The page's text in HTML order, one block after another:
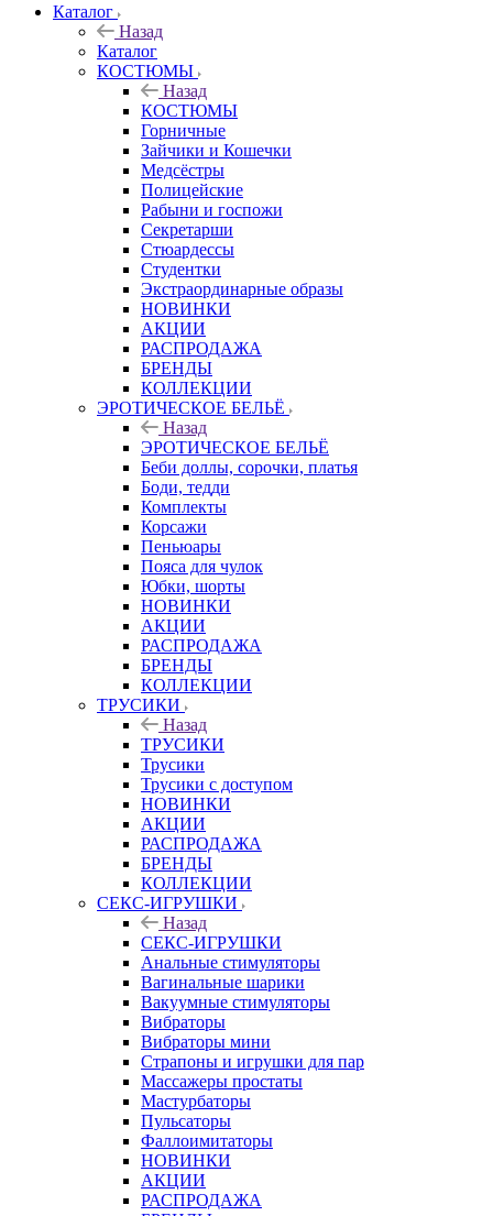
Каталог
Назад
Каталог
КОСТЮМЫ
Назад
КОСТЮМЫ
Горничные
Зайчики и Кошечки
Медсёстры
Полицейские
Рабыни и госпожи
Секретарши
Стюардессы
Студентки
Экстраординарные образы
НОВИНКИ
АКЦИИ
РАСПРОДАЖА
БРЕНДЫ
КОЛЛЕКЦИИ
ЭРОТИЧЕСКОЕ БЕЛЬЁ
Назад
ЭРОТИЧЕСКОЕ БЕЛЬЁ
Беби доллы, сорочки, платья
Боди, тедди
Комплекты
Корсажи
Пеньюары
Пояса для чулок
Юбки, шорты
НОВИНКИ
АКЦИИ
РАСПРОДАЖА
БРЕНДЫ
КОЛЛЕКЦИИ
ТРУСИКИ
Назад
ТРУСИКИ
Трусики
Трусики с доступом
НОВИНКИ
АКЦИИ
РАСПРОДАЖА
БРЕНДЫ
КОЛЛЕКЦИИ
СЕКС-ИГРУШКИ
Назад
СЕКС-ИГРУШКИ
Анальные стимуляторы
Вагинальные шарики
Вакуумные стимуляторы
Вибраторы
Вибраторы мини
Страпоны и игрушки для пар
Массажеры простаты
Мастурбаторы
Пульсаторы
Фаллоимитаторы
НОВИНКИ
АКЦИИ
РАСПРОДАЖА